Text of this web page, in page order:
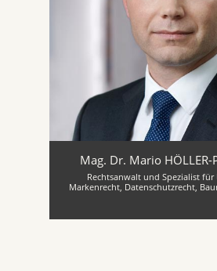
Mag. Dr. Mario HÖLLER-
Rechtsanwalt und Spezialist für
Markenrecht, Datenschutzrecht,